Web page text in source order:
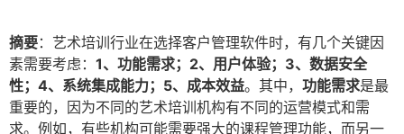
摘要：艺术培训行业在选择客户管理软件时，有几个关键因
素需要考虑： 1、功能需求；2、用户体验；3、数据安全
性；4、系统集成能力；5、成本效益。其中， 功能需求是最
重要的，因为不同的艺术培训机构有不同的运营模式和需
求。例如，有些机构可能需要强大的课程管理功能，而另一